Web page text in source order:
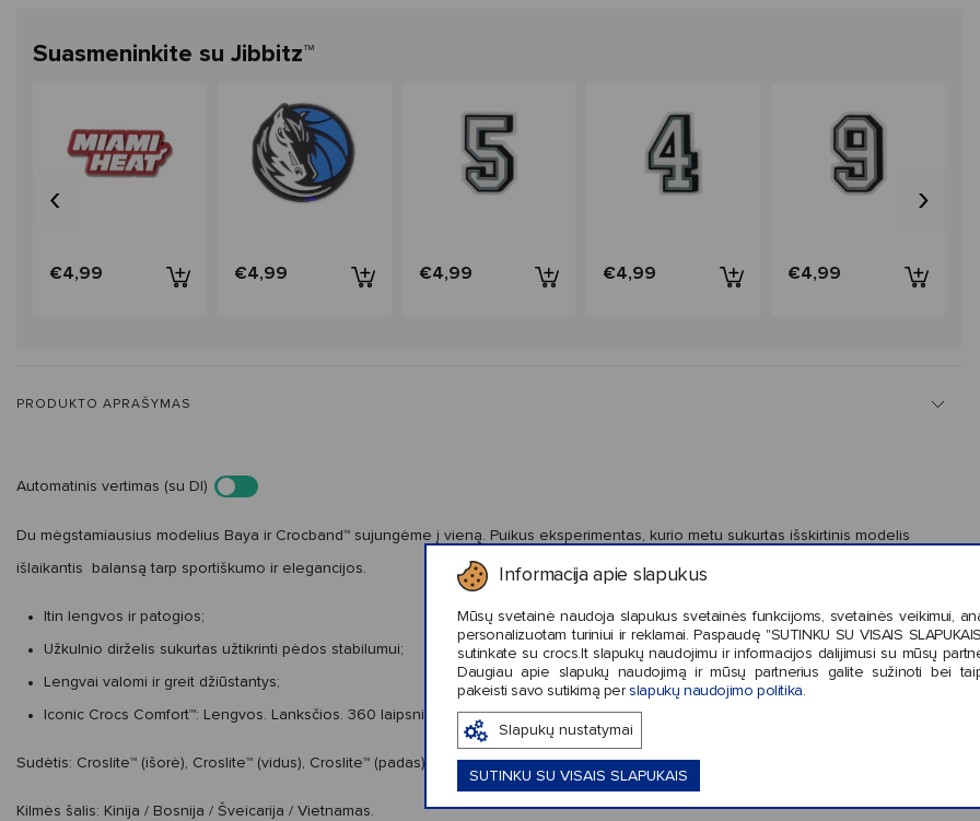
Informacija apie slapukus
Mūsų svetainė naudoja slapukus svetainės funkcijoms, svetainės veikimui,
personalizuotam turiniui ir reklamai. Paspaudę "SUTINKU SU VISAIS
sutinkate su crocs.lt slapukų naudojimu ir informacijos dalijimusi su mūsų
Daugiau apie slapukų naudojimą ir mūsų partnerius galite sužinoti bei
pakeisti savo sutikimą per slapukų naudojimo politika
Slapukų nustatymai
SUTINKU SU VISAIS SLAPUKAIS
Suasmeninkite su Jibbitz™
€4,99 €4,99 €4,99 €4,99 €4,99
‹ ›
PRODUKTO APRAŠYMAS
Automatinis vertimas (su DI)
Du mėgstamiausius modelius Baya ir Crocband™ sujungėme į vieną. Puikus eksperimentas, kurio metu sukurtas išskirtinis modelis
išlaikantis balansą tarp sportiškumo ir elegancijos.
Itin lengvos ir patogios;
Užkulnio dirželis sukurtas užtikrinti pėdos stabilumui;
Lengvai valomi ir greit džiūstantys;
Iconic Crocs Comfort™: Lengvos. Lanksčios. 360 laipsnių komfortas.
Sudėtis: Croslite™ (išorė), Croslite™ (vidus), Croslite™ (padas).
Kilmės šalis: Kinija / Bosnija / Šveicarija / Vietnamas.